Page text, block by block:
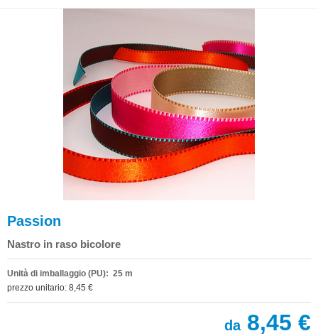
Passion
Nastro in raso bicolore
Unità di imballaggio (PU): 25 m
prezzo unitario: 8,45 €
da8,45 €